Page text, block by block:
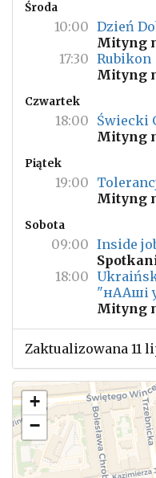
Środa
10:00 Dzień
Mityng
17:30 Rubikon
Mityng
Czwartek
18:00 Świecki
Mityng
Piątek
19:00
Mityng
Sobota
09:00 Inside
18:00
"нААші
Mityng
Zaktualizowana 11
+
−